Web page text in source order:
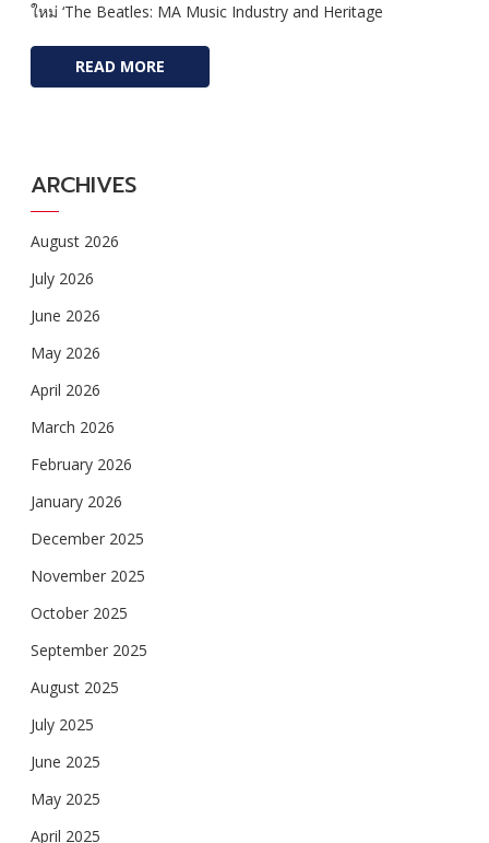
ใหม่ ‘The Beatles: MA Music Industry and Heritage
READ MORE
ARCHIVES
August 2026
July 2026
June 2026
May 2026
April 2026
March 2026
February 2026
January 2026
December 2025
November 2025
October 2025
September 2025
August 2025
July 2025
June 2025
May 2025
April 2025